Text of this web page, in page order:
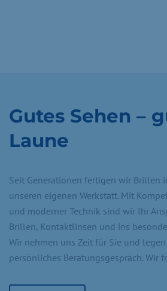
Gutes Sehen –
Laune
Seit Generationen fertigen wir Brillen
unseren eigenen Werkstatt. Mit
und moderner Technik sind wir Ihr
Brillen, Kontaktlinsen und ins
Wir nehmen uns Zeit für Sie und
persönliches Beratungsgespräch. Wir